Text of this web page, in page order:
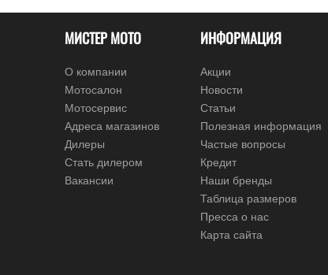
МИСТЕР МОТО
О компании
Мотосалон
Мотосервис
Адреса магазинов
Дилеры
Стать дилером
Вакансии
ИНФОРМАЦИЯ
Акции
Новости
Статьи
Полезная информация
Частые вопросы
Кредит
Наши бренды
Таблица размеров
Пресса о нас
Карта сайта